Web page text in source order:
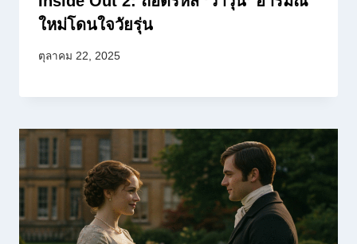
ใหม่โดนใจวัยรุ่น
ตุลาคม 22, 2025